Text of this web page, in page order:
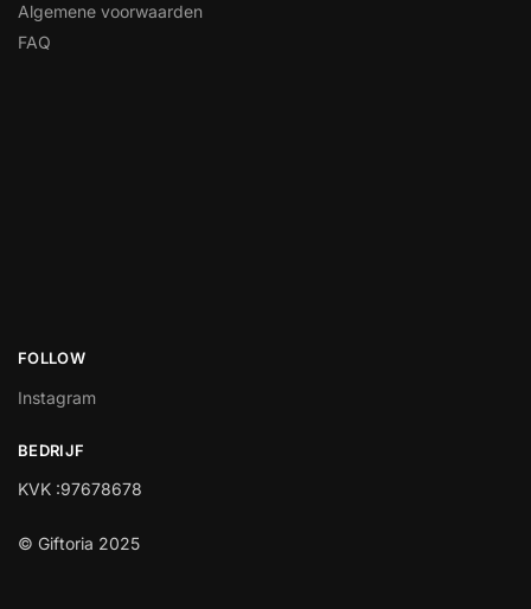
Algemene voorwaarden
FAQ
FOLLOW
Instagram
BEDRIJF
KVK :97678678
© Giftoria 2025